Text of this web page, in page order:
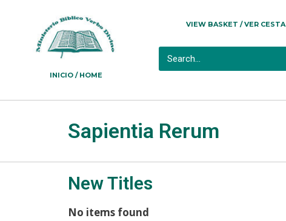
INICIO / HOME
VIEW BASKET / VER CESTA
Sapientia Rerum
New Titles
No items found